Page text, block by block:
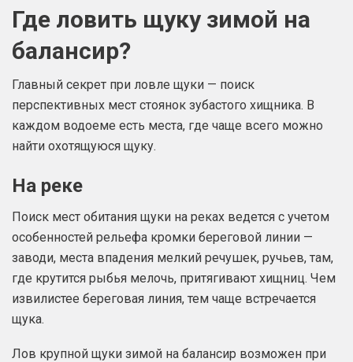
Где ловить щуку зимой на
балансир?
Главный секрет при ловле щуки — поиск
перспективных мест стоянок зубастого хищника. В
каждом водоеме есть места, где чаще всего можно
найти охотящуюся щуку.
На реке
Поиск мест обитания щуки на реках ведется с учетом
особенностей рельефа кромки береговой линии —
заводи, места впадения мелкий речушек, ручьев, там,
где крутится рыбья мелочь, притягивают хищниц. Чем
извилистее береговая линия, тем чаще встречается
щука.
Лов крупной щуки зимой на балансир возможен при